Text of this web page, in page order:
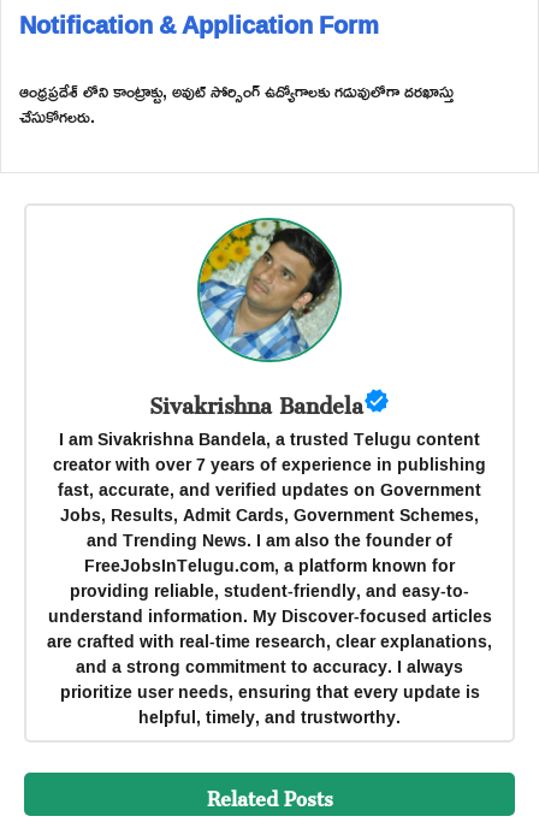
Notification & Application Form
ఆంధ్రప్రదేశ్ లోని కాంట్రాక్టు, అవుట్ సోర్సింగ్ ఉద్యోగాలకు గడువులోగా దరఖాస్తు
చేసుకోగలరు.
Sivakrishna Bandela
I am Sivakrishna Bandela, a trusted Telugu content
creator with over 7 years of experience in publishing
fast, accurate, and verified updates on Government
Jobs, Results, Admit Cards, Government Schemes,
and Trending News. I am also the founder of
FreeJobsInTelugu.com, a platform known for
providing reliable, student-friendly, and easy-to-
understand information. My Discover-focused articles
are crafted with real-time research, clear explanations,
and a strong commitment to accuracy. I always
prioritize user needs, ensuring that every update is
helpful, timely, and trustworthy.
Related Posts